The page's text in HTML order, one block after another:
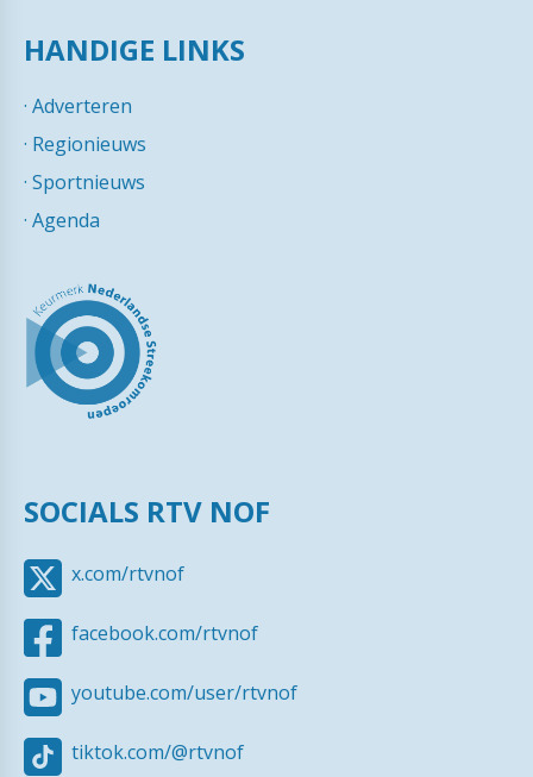
HANDIGE LINKS
· Adverteren
· Regionieuws
· Sportnieuws
· Agenda
SOCIALS RTV NOF
x.com/rtvnof
facebook.com/rtvnof
youtube.com/user/rtvnof
tiktok.com/@rtvnof